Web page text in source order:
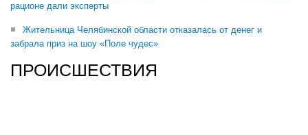
рационе дали эксперты
Жительница Челябинской области отказалась от денег и
забрала приз на шоу «Поле чудес»
ПРОИСШЕСТВИЯ